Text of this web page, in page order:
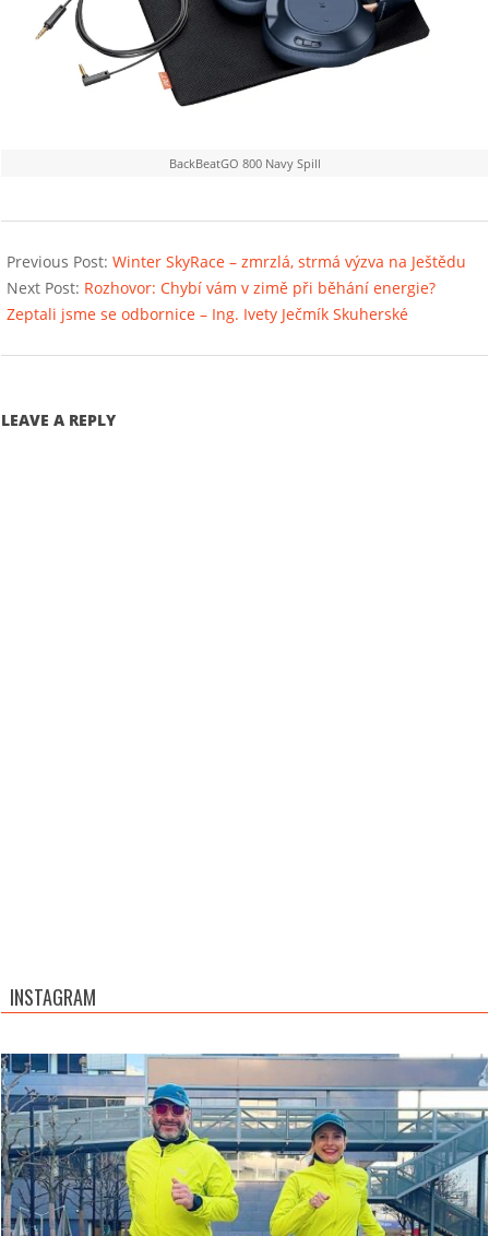
BackBeatGO 800 Navy Spill
12-
11
Previous Post: Winter SkyRace – zmrzlá, strmá výzva na Ještědu
Next Post: Rozhovor: Chybí vám v zimě při běhání energie?
Zeptali jsme se odbornice – Ing. Ivety Ječmík Skuherské
LEAVE A REPLY
INSTAGRAM